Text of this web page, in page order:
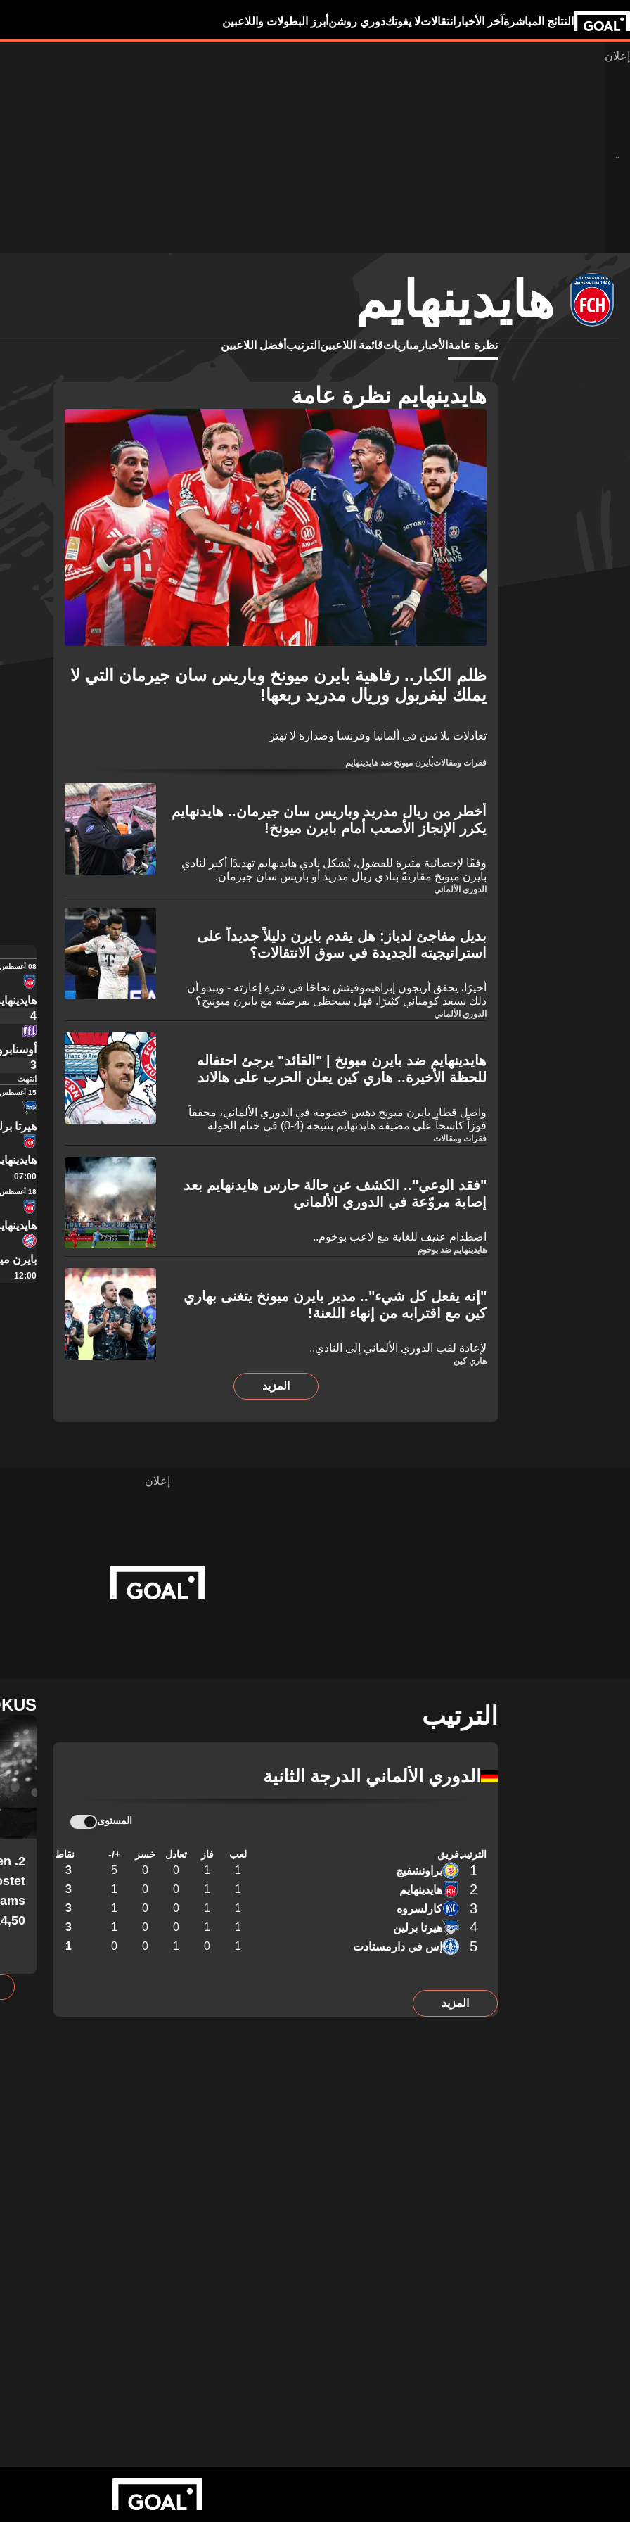
النتائج المباشرة آخر الأخبار انتقالاتلا يفوتكدوري روشن أبرز البطولات واللاعبين
هايدينهايم
نظرة عامة الأخبار مبارياتقائمة اللاعبين الترتيب أفضل اللاعبين
هايدينهايم نظرة عامة
ظلم الكبار.. رفاهية بايرن ميونخ وباريس سان جيرمان التي لا
يملك ليفربول وريال مدريد ربعها!
تعادلات بلا ثمن في ألمانيا وفرنسا وصدارة لا تهتز
فقرات ومقالاتبايرن ميونخ ضد هايدينهايم
أخطر من ريال مدريد وباريس سان جيرمان.. هايدنهايم
يكرر الإنجاز الأصعب أمام بايرن ميونخ!
وفقًا لإحصائية مثيرة للفضول، يُشكل نادي هايدنهايم تهديدًا أكبر لنادي
بايرن ميونخ مقارنةً بنادي ريال مدريد أو باريس سان جيرمان.
الدوري الألماني
بديل مفاجئ لدياز: هل يقدم بايرن دليلاً جديداً على
استراتيجيته الجديدة في سوق الانتقالات؟
أخيرًا، يحقق أريجون إبراهيموفيتش نجاحًا في فترة إعارته - ويبدو أن
ذلك يسعد كومباني كثيرًا. فهل سيحظى بفرصته مع بايرن ميونيخ؟
الدوري الألماني
هايدينهايم ضد بايرن ميونخ | "القائد" يرجئ احتفاله
للحظة الأخيرة.. هاري كين يعلن الحرب على هالاند
واصل قطار بايرن ميونخ دهس خصومه في الدوري الألماني، محققاً
فوزاً كاسحاً على مضيفه هايدنهايم بنتيجة (4-0) في ختام الجولة
الخامسة عشرة.
فقرات ومقالات
"فقد الوعي".. الكشف عن حالة حارس هايدنهايم بعد
إصابة مروّعة في الدوري الألماني
اصطدام عنيف للغاية مع لاعب بوخوم..
هايدينهايم ضد بوخوم
"إنه يفعل كل شيء".. مدير بايرن ميونخ يتغنى بهاري
كين مع اقترابه من إنهاء اللعنة!
لإعادة لقب الدوري الألماني إلى النادي..
هاري كين
المزيد
08 أغسطس
4
3
انتهت
15 أغسطس
هيرتا
07:00
18 أغسطس
بايرن
12:00
الترتيب
الدوري الألماني الدرجة الثانية
المستوى
الترتيبفريق لعب فاز تعادل خسر +/- نقاط
1 براونشفيج 1
1
0
0
5
3
2 هايدينهايم 1
1
0
0
1
3
3 كارلسروه 1
1
0
0
1
3
4 هيرتا برلين 1
1
0
0
1
3
5 إس في دارمستادت 1
0
1
0
0
1
المزيد